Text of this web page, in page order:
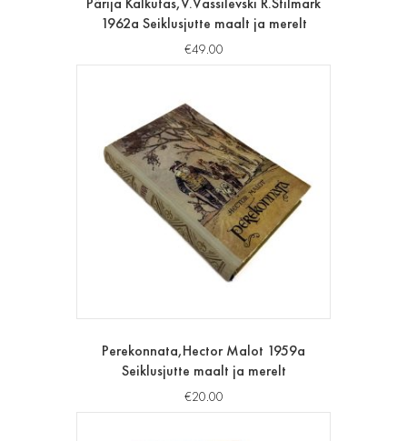
1962a Seiklusjutte maalt ja merelt
€49.00
Perekonnata,Hector Malot 1959a
Seiklusjutte maalt ja merelt
€20.00